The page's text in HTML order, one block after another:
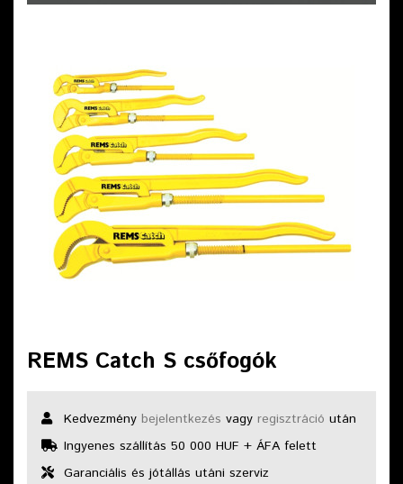
REMS Catch S csőfogók
Kedvezmény bejelentkezés vagy regisztráció után
Ingyenes szállítás 50 000 HUF + ÁFA felett
Garanciális és jótállás utáni szerviz